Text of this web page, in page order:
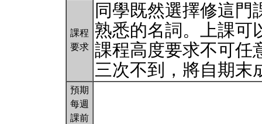
課程
要求
同學既然選擇修這門
熟悉的名詞。上課可
課程高度要求不可任
三次不到，將自期
預期
每週
課前